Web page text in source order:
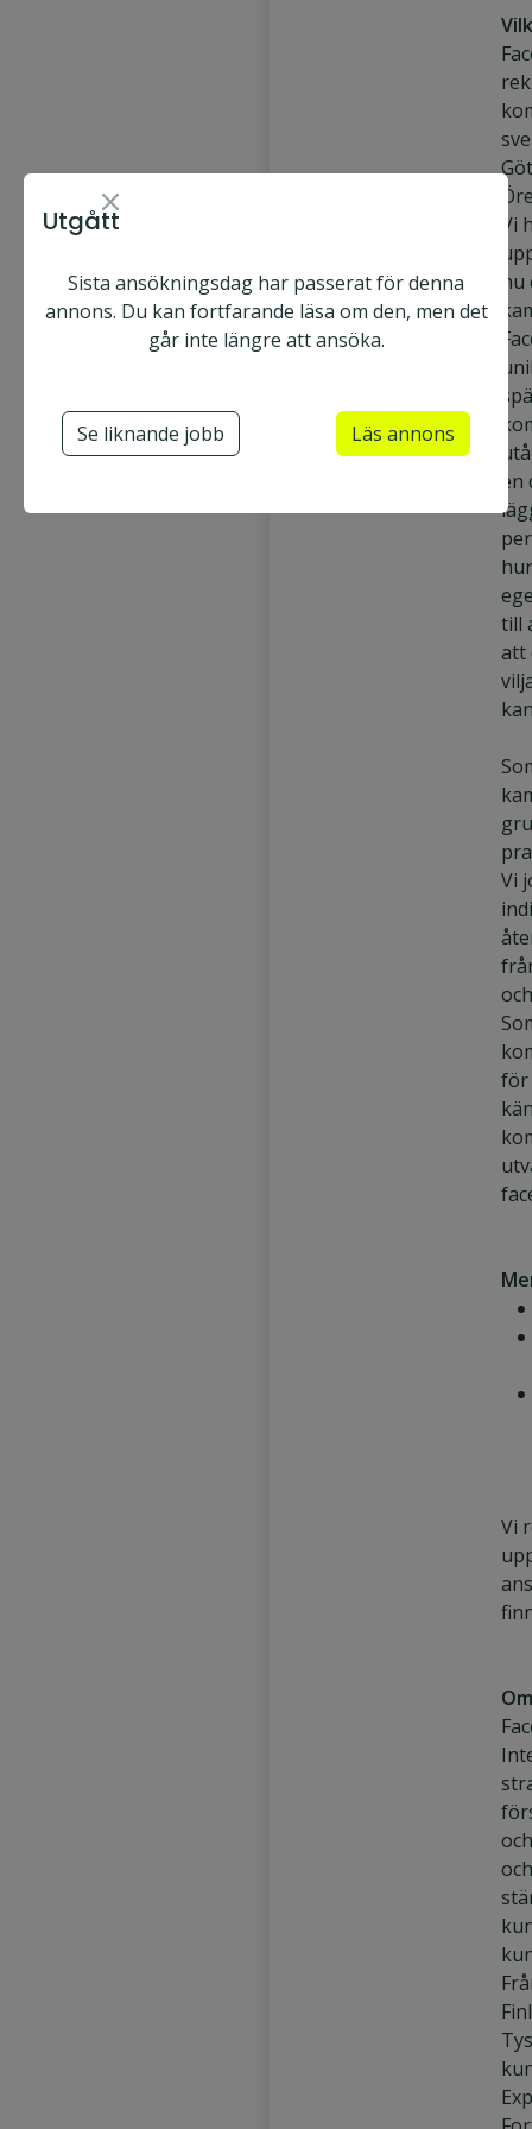
Face2face AB
G
r
Heltid & Deltid
Ansök nu
Vi
till
att
Vi
för
Vi
Utgått
Sista ansökningsdag har passerat för denna
annons. Du kan fortfarande läsa om den, men det
går inte längre att ansöka.
Se liknande jobb Läs annons